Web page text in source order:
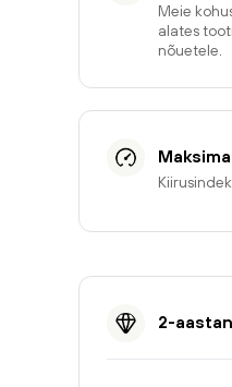
Meie
alates
nõuetele.
2-